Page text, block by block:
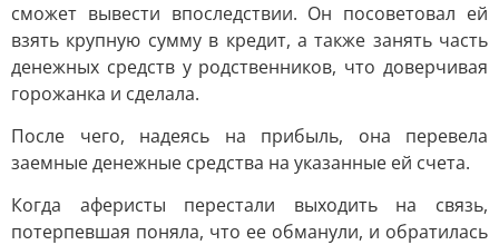
сможет вывести впоследствии. Он посоветовал ей
взять крупную сумму в кредит, а также занять часть
денежных средств у родственников, что доверчивая
горожанка и сделала.
После чего, надеясь на прибыль, она перевела
заемные денежные средства на указанные ей счета.
Когда аферисты перестали выходить на связь,
потерпевшая поняла, что ее обманули, и обратилась